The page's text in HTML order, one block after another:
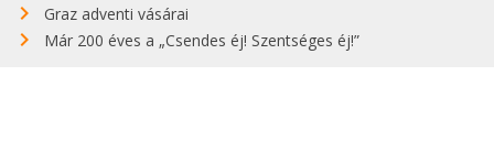
Graz adventi vásárai
Már 200 éves a „Csendes éj! Szentséges éj!”